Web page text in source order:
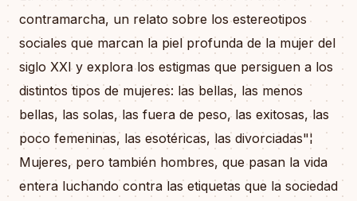
contramarcha, un relato sobre los estereotipos
sociales que marcan la piel profunda de la mujer del
siglo XXI y explora los estigmas que persiguen a los
distintos tipos de mujeres: las bellas, las menos
bellas, las solas, las fuera de peso, las exitosas, las
poco femeninas, las esotéricas, las divorciadas"¦
Mujeres, pero también hombres, que pasan la vida
entera luchando contra las etiquetas que la sociedad